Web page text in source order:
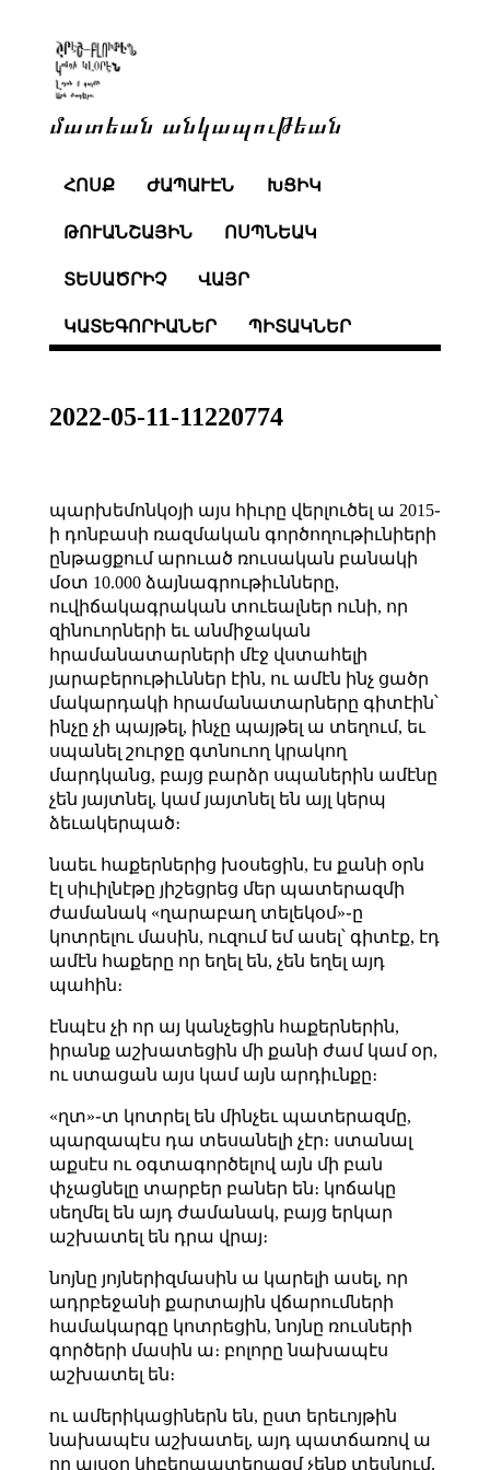
մատեան անկապութեան
ՀՈՍՔ ԺԱՊԱՒԷՆ ԽՑԻԿ
ԹՈՒԱՆՇԱՅԻՆ ՈՍՊՆԵԱԿ
ՏԵՍԱԾՐԻՉ ՎԱՅՐ
ԿԱՏԵԳՈՐԻԱՆԵՐ ՊԻՏԱԿՆԵՐ
2022-05-11-11220774
պարխեմոնկօյի այս հիւրը վերլուծել ա 2015֊
ի դոնբասի ռազմական գործողութիւնիերի
ընթացքում արուած ռուսական բանակի
մօտ 10.000 ձայնագրութիւնները,
ուվիճակագրական տուեալներ ունի, որ
զինուորների եւ անմիջական
հրամանատարների մէջ վստահելի
յարաբերութիւններ էին, ու ամէն ինչ ցածր
մակարդակի հրամանատարները գիտէին՝
ինչը չի պայթել, ինչը պայթել ա տեղում, եւ
սպանել շուրջը գտնուող կրակող
մարդկանց, բայց բարձր սպաներին ամէնը
չեն յայտնել, կամ յայտնել են այլ կերպ
ձեւակերպած։
նաեւ հաքերներից խօսեցին, էս քանի օրն
էլ սիւիլնէթը յիշեցրեց մեր պատերազմի
ժամանակ «ղարաբաղ տելեկօմ»֊ը
կոտրելու մասին, ուզում եմ ասել՝ գիտէք, էդ
ամէն հաքերը որ եղել են, չեն եղել այդ
պահին։
էնպէս չի որ այ կանչեցին հաքերներին,
իրանք աշխատեցին մի քանի ժամ կամ օր,
ու ստացան այս կամ այն արդիւնքը։
«ղտ»֊տ կոտրել են մինչեւ պատերազմը,
պարզապէս դա տեսանելի չէր։ ստանալ
աքսէս ու օգտագործելով այն մի բան
փչացնելը տարբեր բաներ են։ կոճակը
սեղմել են այդ ժամանակ, բայց երկար
աշխատել են դրա վրայ։
նոյնը յոյներիզմասին ա կարելի ասել, որ
ադրբեջանի քարտային վճարումների
համակարգը կոտրեցին, նոյնը ռուսների
գործերի մասին ա։ բոլորը նախապէս
աշխատել են։
ու ամերիկացիներն են, ըստ երեւոյթին
նախապէս աշխատել, այդ պատճառով ա
որ այսօր կիբերպատերազմ չենք տեսնում,